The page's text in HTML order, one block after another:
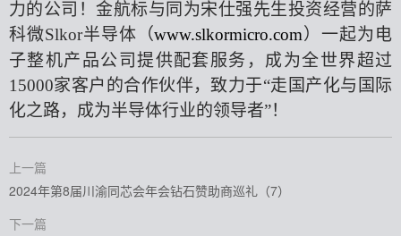
力的公司！金航标与同为宋仕强先生投资经营的萨
科微Slkor半导体（www.slkormicro.com）一起为电
子整机产品公司提供配套服务，成为全世界超过
15000家客户的合作伙伴，致力于“走国产化与国际
化之路，成为半导体行业的领导者”！
上一篇
2024年第8届川渝同芯会年会钻石赞助商巡礼（7）
下一篇